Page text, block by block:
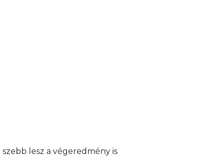
lesz a végeredmény is